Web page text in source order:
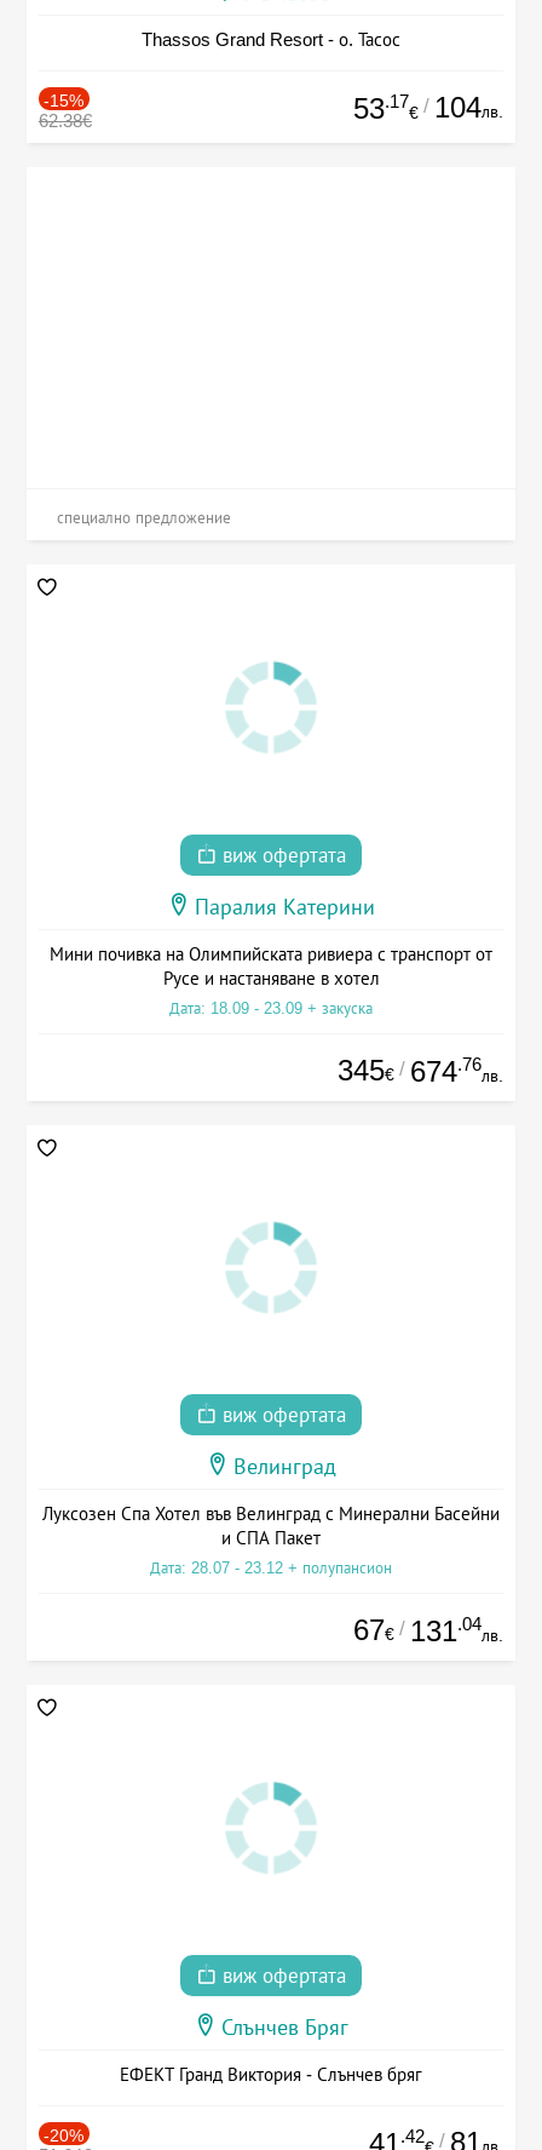
Thassos Grand Resort - о. Тасос
-15%
62.38€ 53.17
€ / 104лв.
специално предложение
виж офертата
Паралия Катерини
Мини почивка на Олимпийската ривиера с транспорт от
Русе и настаняване в хотел
Дата: 18.09 - 23.09 + закуска
345€ / 674.76
лв.
виж офертата
Велинград
Луксозен Спа Хотел във Велинград с Минерални Басейни
и СПА Пакет
Дата: 28.07 - 23.12 + полупансион
67€ / 131.04
лв.
виж офертата
Слънчев Бряг
ЕФЕКТ Гранд Виктория - Слънчев бряг
-20% 41 .42 / 81